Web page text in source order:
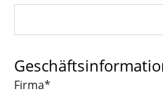
Firma*